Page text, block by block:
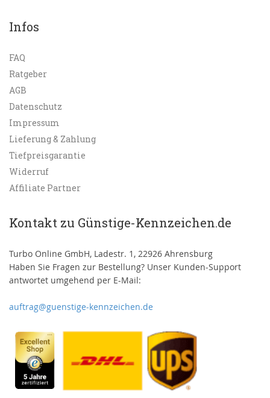
Infos
FAQ
Ratgeber
AGB
Datenschutz
Impressum
Lieferung & Zahlung
Tiefpreisgarantie
Widerruf
Affiliate Partner
Kontakt zu Günstige-Kennzeichen.de
Turbo Online GmbH, Ladestr. 1, 22926 Ahrensburg
Haben Sie Fragen zur Bestellung? Unser Kunden-Support
antwortet umgehend per E-Mail:
auftrag@guenstige-kennzeichen.de